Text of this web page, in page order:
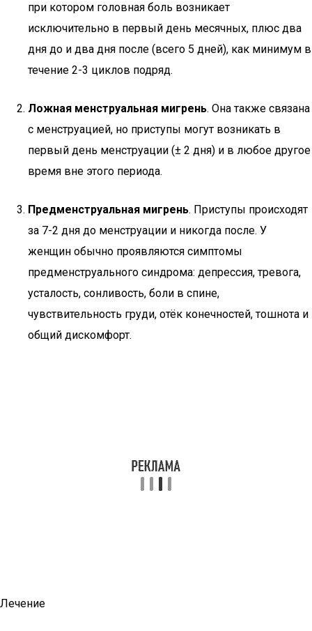
при котором головная боль возникает
исключительно в первый день месячных, плюс два
дня до и два дня после (всего 5 дней), как минимум в
течение 2-3 циклов подряд.
Ложная менструальная мигрень. Она также связана
с менструацией, но приступы могут возникать в
первый день менструации (± 2 дня) и в любое другое
время вне этого периода.
Предменструальная мигрень. Приступы происходят
за 7-2 дня до менструации и никогда после. У
женщин обычно проявляются симптомы
предменструального синдрома: депрессия, тревога,
усталость, сонливость, боли в спине,
чувствительность груди, отёк конечностей, тошнота и
общий дискомфорт.
Лечение